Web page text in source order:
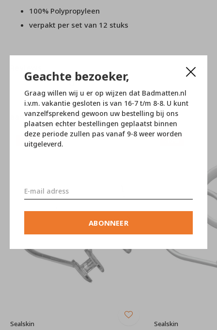
Geachte bezoeker,
Graag willen wij u er op wijzen dat Badmatten.nl
i.v.m. vakantie gesloten is van 16-7 t/m 8-8. U kunt
vanzelfsprekend gewoon uw bestelling bij ons
plaatsen echter bestellingen geplaatst binnen
deze periode zullen pas vanaf 9-8 weer worden
uitgeleverd.
ABONNEER
100% Polypropyleen
verpakt per set van 12 stuks
0 / 5
aanverwante artikelen
-10%
Sealskin Sealskin